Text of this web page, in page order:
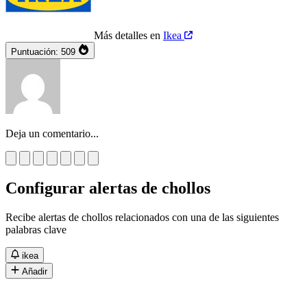
Más detalles en Ikea
Puntuación: 509
Deja un comentario...
Configurar alertas de chollos
Recibe alertas de chollos relacionados con una de las siguientes
palabras clave
ikea
Añadir